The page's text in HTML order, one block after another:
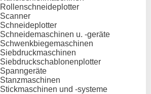
Rollenschneideplotter
Scanner
Schneideplotter
Schneidemaschinen u. -geräte
Schwenkbiegemaschinen
Siebdruckmaschinen
Siebdruckschablonenplotter
Spanngeräte
Stanzmaschinen
Stickmaschinen und -systeme